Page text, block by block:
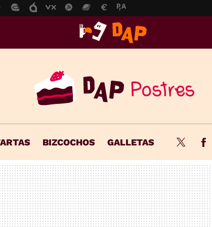
BIZCOCHOS GALLETAS Twitter